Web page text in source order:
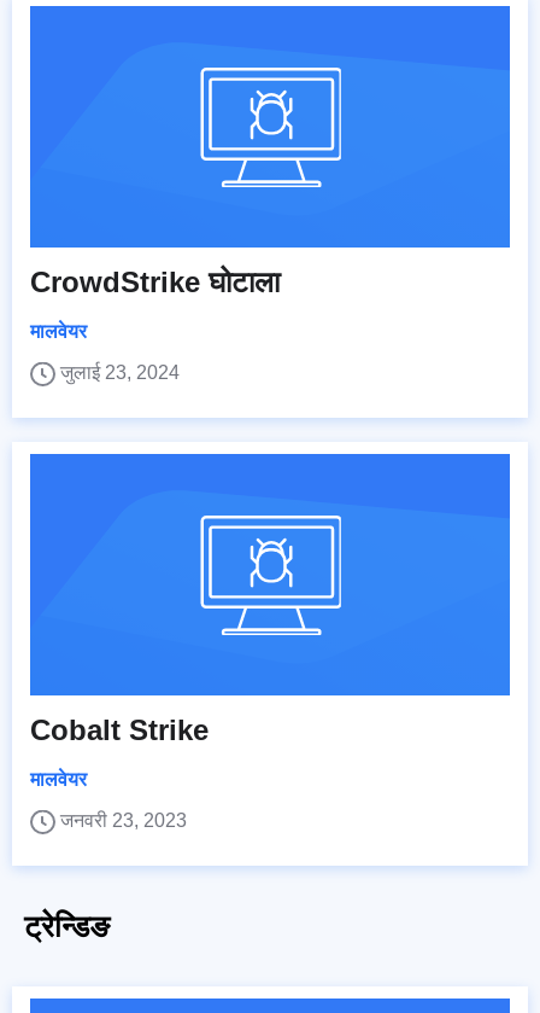
CrowdStrike घोटाला
मालवेयर
जुलाई 23, 2024
Cobalt Strike
मालवेयर
जनवरी 23, 2023
ट्रेन्डिङ